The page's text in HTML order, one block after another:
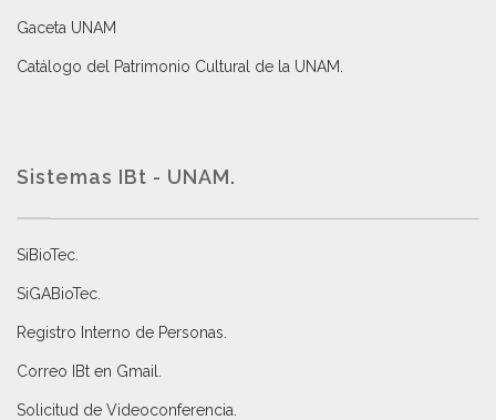
Gaceta UNAM
Catálogo del Patrimonio Cultural de la UNAM.
Sistemas IBt - UNAM.
SiBioTec
SiGABioTec.
Registro Interno de Personas
Correo IBt en Gmail
Solicitud de Videoconferencia.